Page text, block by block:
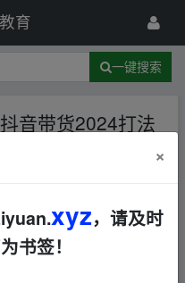
育
一键搜索
音带货2024打法
收益可观，稳定
2024打法实战
×
xyz，请及时
书签！